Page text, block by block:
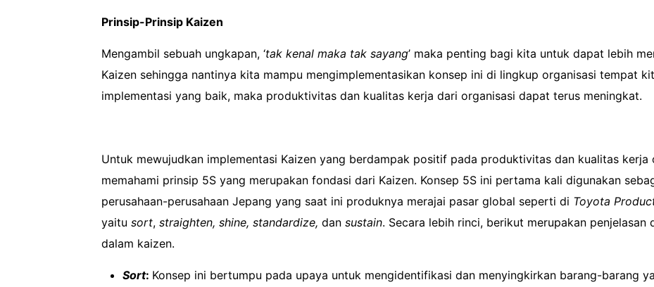
Prinsip-Prinsip Kaizen
Mengambil sebuah ungkapan, ‘tak kenal maka tak sayang’ maka penting bagi kita untuk dapat lebih
Kaizen sehingga nantinya kita mampu mengimplementasikan konsep ini di lingkup organisasi tempat
implementasi yang baik, maka produktivitas dan kualitas kerja dari organisasi dapat terus meningkat.
Untuk mewujudkan implementasi Kaizen yang berdampak positif pada produktivitas dan kualitas kerja
memahami prinsip 5S yang merupakan fondasi dari Kaizen. Konsep 5S ini pertama kali digunakan
perusahaan-perusahaan Jepang yang saat ini produknya merajai pasar global seperti di Toyota
yaitu sort, straighten, shine, standardize, dan sustain. Secara lebih rinci, berikut merupakan penjelasan
dalam kaizen.
Sort: Konsep ini bertumpu pada upaya untuk mengidentifikasi dan menyingkirkan barang-barang